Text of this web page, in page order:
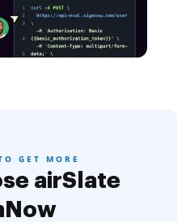
GET MORE
airSlate